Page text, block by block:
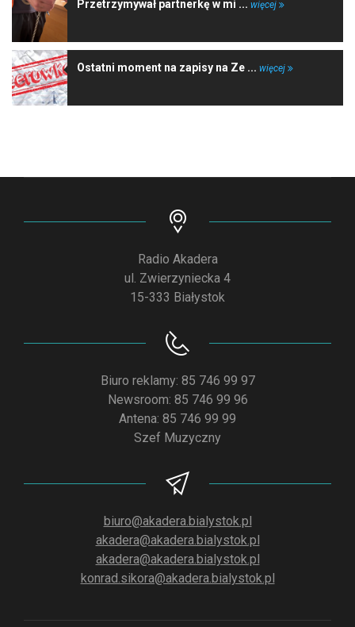
Przetrzymywał partnerkę w mi ... więcej
Ostatni moment na zapisy na Ze ... więcej
Radio Akadera
ul. Zwierzyniecka 4
15-333 Białystok
Biuro reklamy: 85 746 99 97
Newsroom: 85 746 99 96
Antena: 85 746 99 99
Szef Muzyczny
biuro@akadera.bialystok.pl
akadera@akadera.bialystok.pl
akadera@akadera.bialystok.pl
konrad.sikora@akadera.bialystok.pl